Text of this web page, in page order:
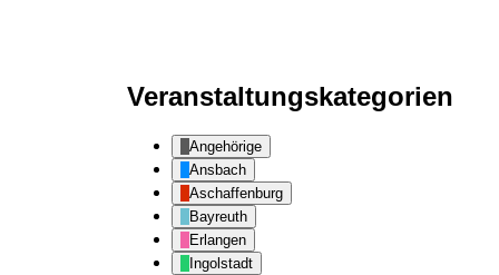
Veranstaltungskategorien
Angehörige
Ansbach
Aschaffenburg
Bayreuth
Erlangen
Ingolstadt